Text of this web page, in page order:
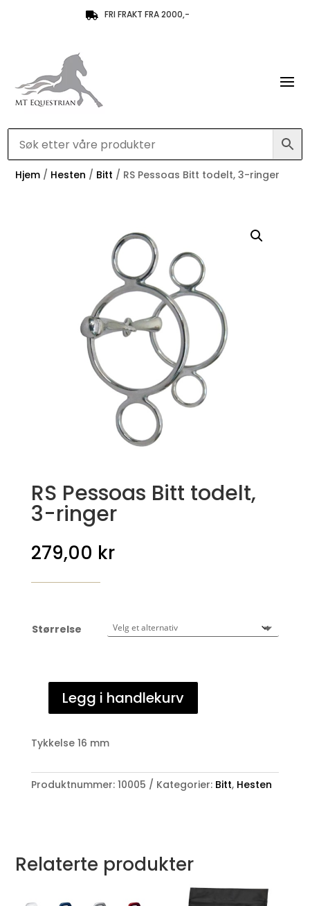
 FRI FRAKT FRA 2000,-
Hjem / Hesten / Bitt / RS Pessoas Bitt todelt, 3-ringer
RS Pessoas Bitt todelt,
3-ringer
279,00 kr
Størrelse
Bitt
todelt,
3-
ringer
Legg i handlekurv
Tykkelse 16 mm
Produktnummer: 10005 Kategorier: Bitt, Hesten
Relaterte produkter